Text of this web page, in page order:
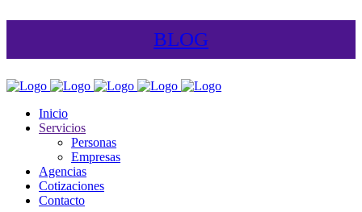
BLOG
Inicio
Servicios
Personas
Empresas
Agencias
Cotizaciones
Contacto